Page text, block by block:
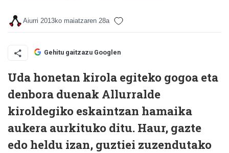
Aiurri 2013ko maiatzaren 28a
Gehitu gaitzazu Googlen
Uda honetan kirola egiteko gogoa eta
denbora duenak Allurralde
kiroldegiko eskaintzan hamaika
aukera aurkituko ditu. Haur, gazte
edo heldu izan, guztiei zuzendutako